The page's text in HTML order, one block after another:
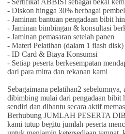
- Sertifikat ABBISI sebagai bekal
- Diskon hingga 30% berbagai
- Jaminan bantuan pengadaan bibit
- Jaminan bimbingan & konsultasi
- Jaminan pemasaran setelah panen
- Materi Pelatihan (dalam 1 flash disk)
- ID Card & Biaya Konsumsi
- Setiap peserta berkesempatan
dari para mitra dan rekanan kami
Sebagaimana pelatihan2
dibimbing mulai dari pengadaan bibit
sendiri dan dibantu secara aktif
Berhubung JUMLAH PESERTA
kami tutup begitu jumlah peserta